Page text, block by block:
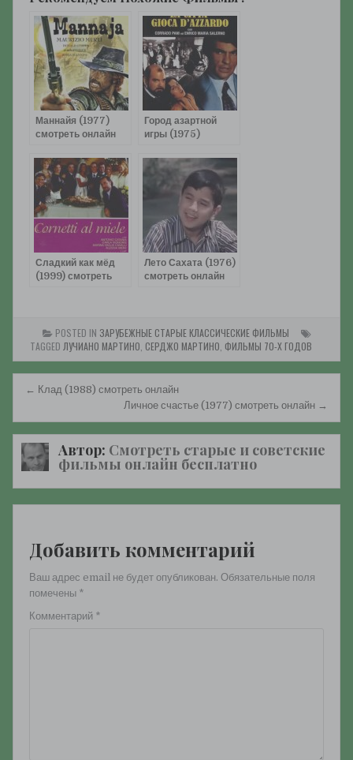
Маннайя (1977)
смотреть онлайн
Город азартной
игры (1975)
Сладкий как мёд
(1999) смотреть
Лето Сахата (1976)
смотреть онлайн
POSTED IN ЗАРУБЕЖНЫЕ СТАРЫЕ КЛАССИЧЕСКИЕ ФИЛЬМЫ
TAGGED ЛУЧИАНО МАРТИНО СЕРДЖО МАРТИНО ФИЛЬМЫ 70-Х ГОДОВ
Навигация
записям
← Клад (1988) смотреть онлайн
Личное счастье (1977) смотреть онлайн →
Автор: Смотреть старые и советские
фильмы онлайн бесплатно
Добавить комментарий
Ваш адрес email не будет опубликован. Обязательные поля
помечены *
Комментарий *